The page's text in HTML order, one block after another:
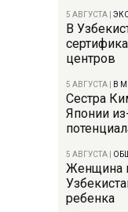
5 АВГУСТА
В
центров
5 АВГУСТА В
Сестра
Японии
5 АВГУСТА
Женщина
ребенка